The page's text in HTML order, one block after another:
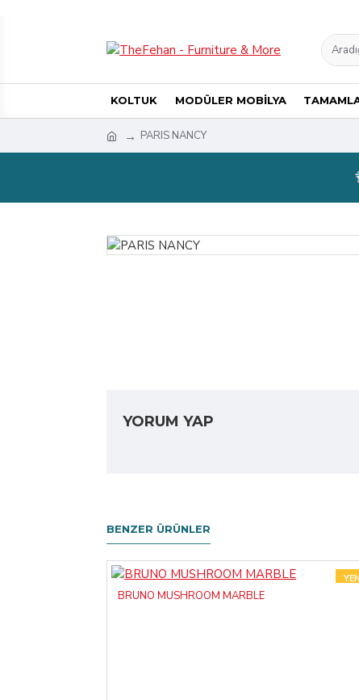
KOLTUK MODÜLER MOBİLYA
PARIS NANCY
YORUM YAP
BENZER ÜRÜNLER
BRUNO MUSHROOM MARBLE